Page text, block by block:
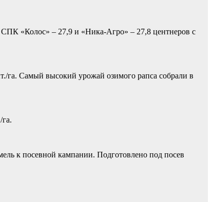
СПК «Колос» – 27,9 и «Ника-Агро» – 27,8 центнеров с
га. Самый высокий урожай озимого рапса собрали в
к посевной кампании. Подготовлено под посев